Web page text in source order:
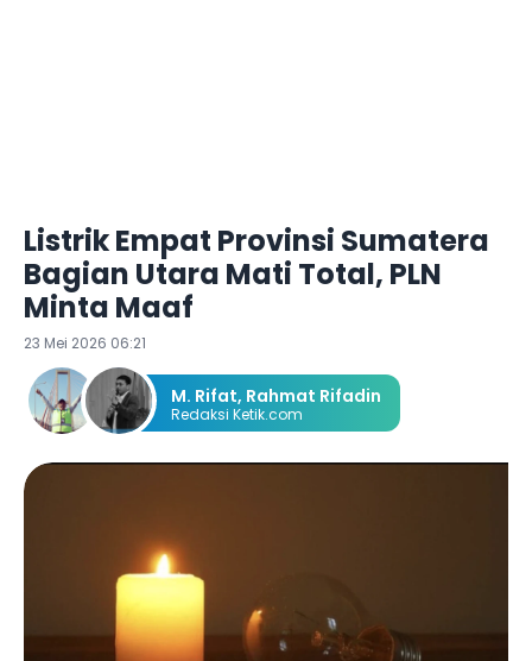
Listrik Empat Provinsi Sumatera
Bagian Utara Mati Total, PLN
Minta Maaf
23 Mei 2026 06:21
M. Rifat, Rahmat Rifadin
Redaksi Ketik.com